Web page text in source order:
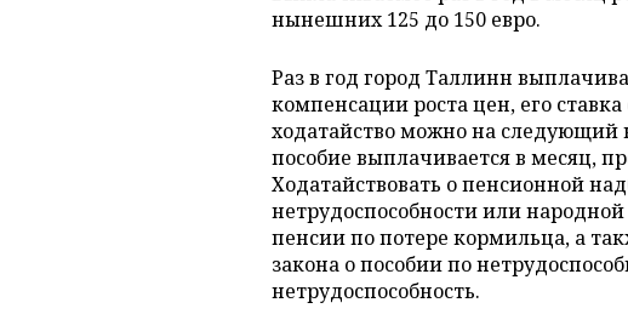
нынешних 125 до 150 евро.
Раз в год город Таллинн
компенсации роста цен, его ставка
ходатайство можно на следующий
пособие выплачивается в месяц,
Ходатайствовать о пенсионной
нетрудоспособности или
пенсии по потере кормильца, а
закона о пособии по
нетрудоспособность.